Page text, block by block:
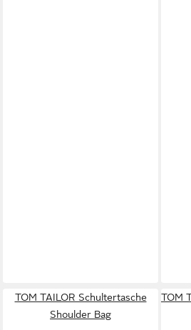
TOM TAILOR Schultertasche
Shoulder Bag
TOM